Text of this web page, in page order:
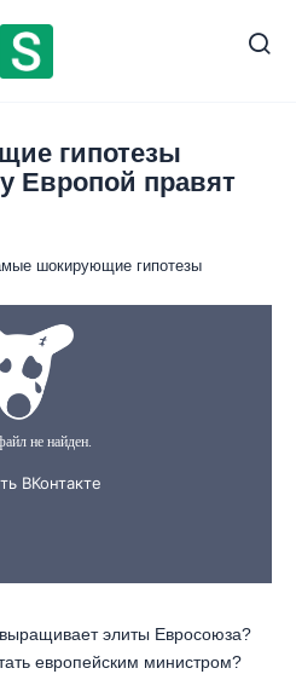
гипотезы
Европой правят
шокирующие гипотезы
выращивает элиты Евросоюза?
европейским министром?